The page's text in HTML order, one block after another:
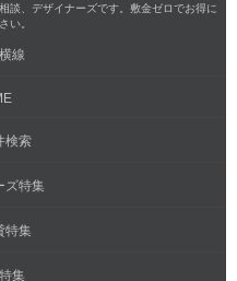
談、デザイナーズです。敷金ゼロでお得に
い。
線
検索
ズ特集
特集
集